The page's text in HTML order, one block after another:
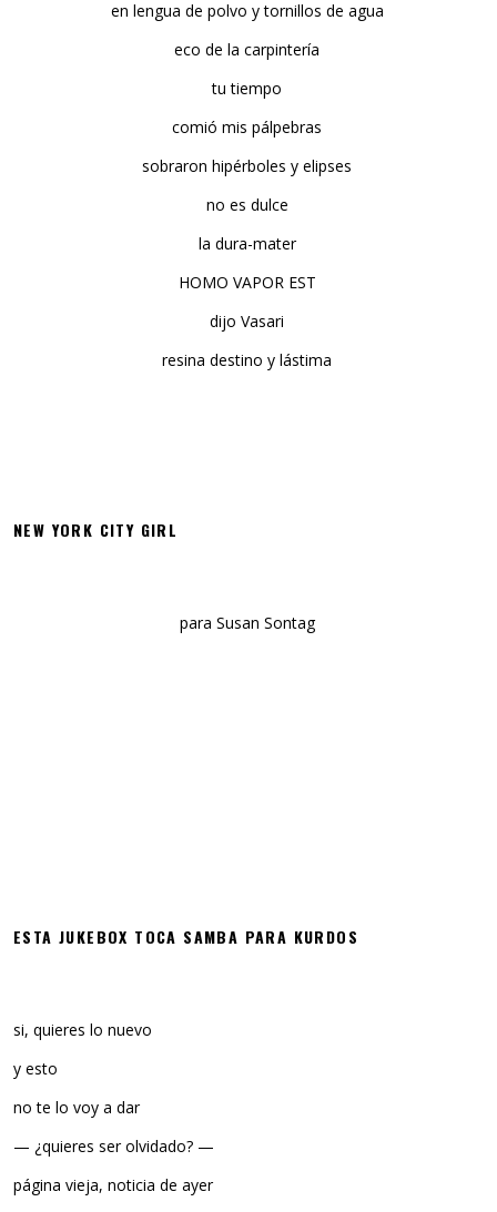
en lengua de polvo y tornillos de agua
eco de la carpintería
tu tiempo
comió mis pálpebras
sobraron hipérboles y elipses
no es dulce
la dura-mater
HOMO VAPOR EST
dijo Vasari
resina destino y lástima
NEW YORK CITY GIRL
para Susan Sontag
ESTA JUKEBOX TOCA SAMBA PARA KURDOS
si, quieres lo nuevo
y esto
no te lo voy a dar
— ¿quieres ser olvidado? —
página vieja, noticia de ayer